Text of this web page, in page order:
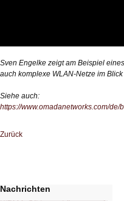
Sven Engelke zeigt am Beispiel
auch komplexe WLAN-Netze im
Siehe auch:
https://www.omadanetworks.com/
Zurück
Nachrichten